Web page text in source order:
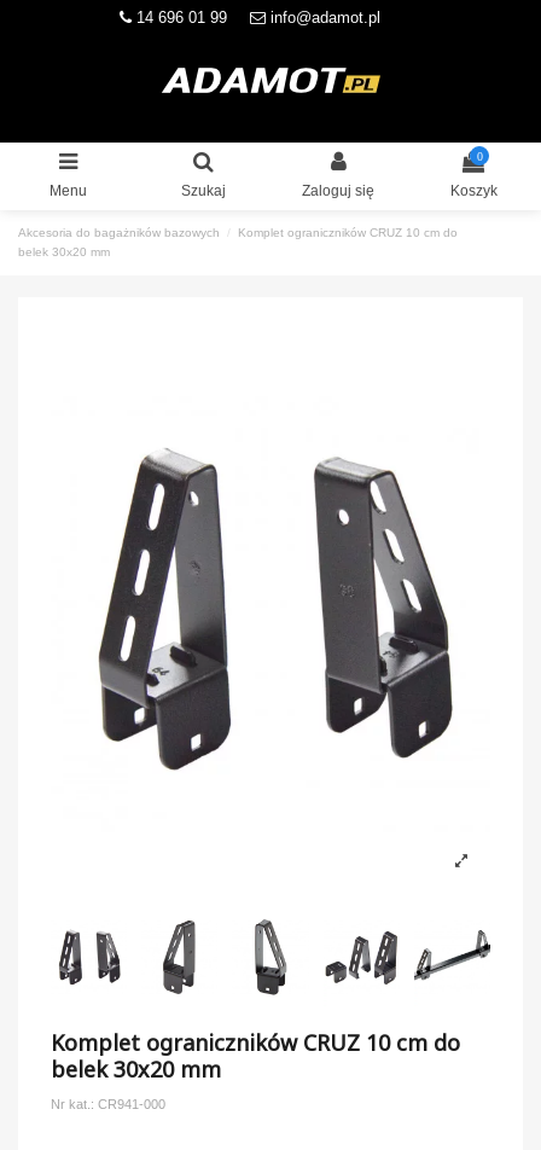
14 696 01 99 info@adamot.pl
Menu Szukaj Zaloguj się
0
Koszyk
Akcesoria do bagażników bazowych
Komplet ograniczników CRUZ 10 cm do
belek 30x20 mm
Komplet ograniczników CRUZ 10 cm do
belek 30x20 mm
Nr kat.: CR941-000